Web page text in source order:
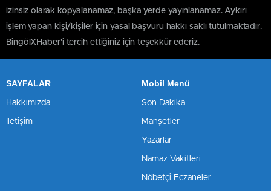
izinsiz olarak kopyalanamaz, başka yerde yayınlanamaz. Aykırı
işlem yapan kişi/kişiler için yasal başvuru hakkı saklı tutulmaktadır.
BingölXHaber'i tercih ettiğiniz için teşekkür ederiz.
SAYFALAR
Hakkımızda
İletişim
Mobil Menü
Son Dakika
Manşetler
Yazarlar
Namaz Vakitleri
Nöbetçi Eczaneler